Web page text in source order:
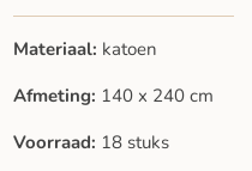
Materiaal: katoen
Afmeting: 140 x 240 cm
Voorraad: 18 stuks